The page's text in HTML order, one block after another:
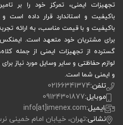
تجهیزات ایمنی، تمرکز خود را بر
باکیفیت و استاندارد قرار داده است و
باکیفیت و با قیمت مناسب، به ارائه
برای مشتریان خود متعهد است.
گسترده از تجهیزات ایمنی از جمله
لوازم حفاظتی و سایر وسایل مورد نیاز
و ایمنی شما است.
تلفن:02166341374
موبایل:09124301877
ایمیل:info[at]imenex.com
نشانی:تهران، خیابان امام خمینی